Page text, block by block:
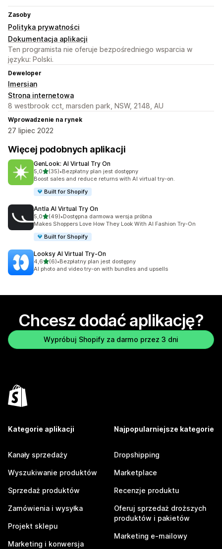
Zasoby
Polityka prywatności
Dokumentacja aplikacji
Ten programista nie oferuje bezpośredniego wsparcia w
języku: Polski.
Deweloper
Imersian
Strona internetowa
8 westbrook cct, marsden park, NSW, 2148, AU
Wprowadzenie na rynek
27 lipiec 2022
Więcej podobnych aplikacji
GenLook: AI Virtual Try On
5,0na 5 gwiazdek
(35)
Łączna liczba recenzji: 35
•Bezpłatny plan jest dostępny
Boost sales and reduce returns with AI virtual try-on.
Built for Shopify
Antla AI Virtual Try On
5,0na 5 gwiazdek
(49)
Łączna liczba recenzji: 49
•Dostępna darmowa wersja próbna
Makes Shoppers Love How They Look With AI Fashion Try-On
Built for Shopify
Looksy AI Virtual Try‑On
4,6na 5 gwiazdek
(6)
Łączna liczba recenzji: 6
•Bezpłatny plan jest dostępny
AI photo and video try-on with bundles and upsells
Chcesz dodać aplikację?
Wypróbuj Shopify za darmo przez 3 dni
Kategorie aplikacji
Kanały sprzedaży
Wyszukiwanie produktów
Sprzedaż produktów
Zamówienia i wysyłka
Projekt sklepu
Marketing i konwersja
Najpopularniejsze kategorie
Dropshipping
Marketplace
Recenzje produktu
Oferuj sprzedaż droższych
produktów i pakietów
Marketing e-mailowy